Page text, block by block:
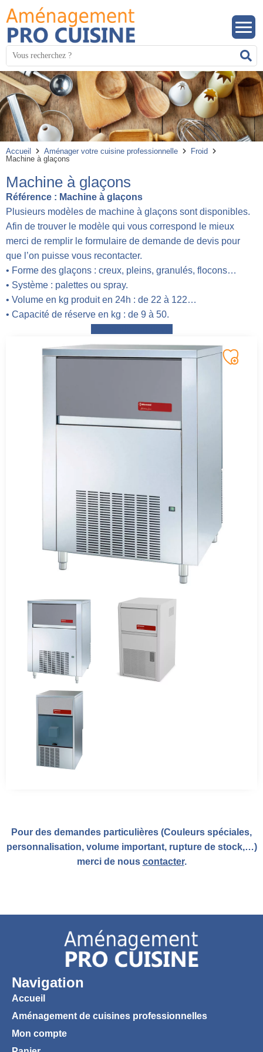
Mots
clés
:
Accueil Aménager votre cuisine professionnelle
Froid
Machine à glaçons
Machine à glaçons
Référence : Machine à glaçons
Plusieurs modèles de machine à glaçons sont disponibles.
Afin de trouver le modèle qui vous correspond le mieux
merci de remplir le formulaire de demande de devis pour
que l’on puisse vous recontacter.
• Forme des glaçons : creux, pleins, granulés, flocons…
• Système : palettes ou spray.
• Volume en kg produit en 24h : de 22 à 122…
• Capacité de réserve en kg : de 9 à 50.
Pour des demandes particulières (Couleurs spéciales,
personnalisation, volume important, rupture de stock,…)
merci de nous contacter.
Navigation
Accueil
Aménagement de cuisines professionnelles
Mon compte
Panneau de gestion des cookies